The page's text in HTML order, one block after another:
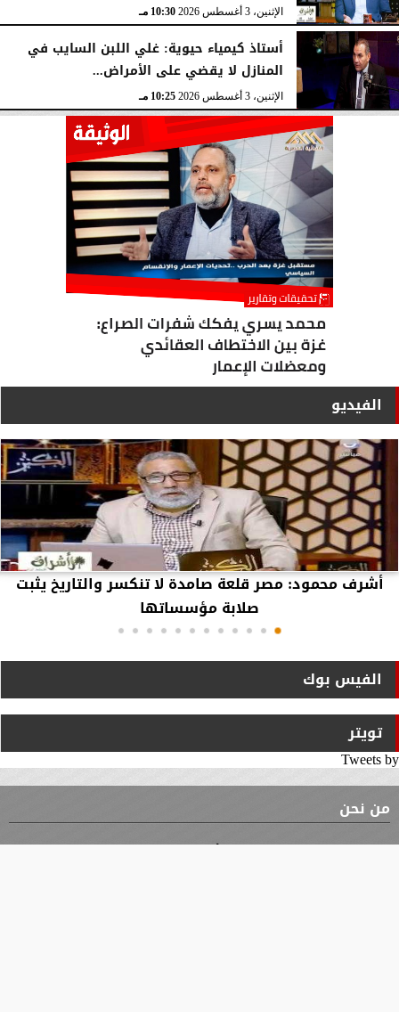
الإثنين، 3 أغسطس 2026 10:30 مـ
أستاذ كيمياء حيوية: غلي اللبن السايب في
المنازل لا يقضي على الأمراض...
الإثنين، 3 أغسطس 2026 10:25 مـ
الفيديو
أشرف محمود: مصر قلعة صامدة لا تنكسر والتاريخ يثبت
صلابة مؤسساتها
الفيس بوك
تويتر
Tweets by
من نحن